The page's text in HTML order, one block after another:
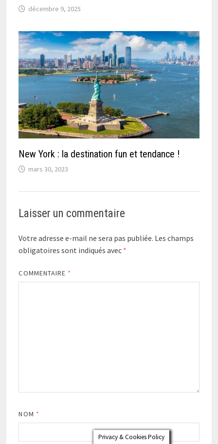
décembre 9, 2025
New York : la destination fun et tendance !
mars 30, 2023
Laisser un commentaire
Votre adresse e-mail ne sera pas publiée. Les champs
obligatoires sont indiqués avec *
COMMENTAIRE *
NOM *
Privacy & Cookies Policy